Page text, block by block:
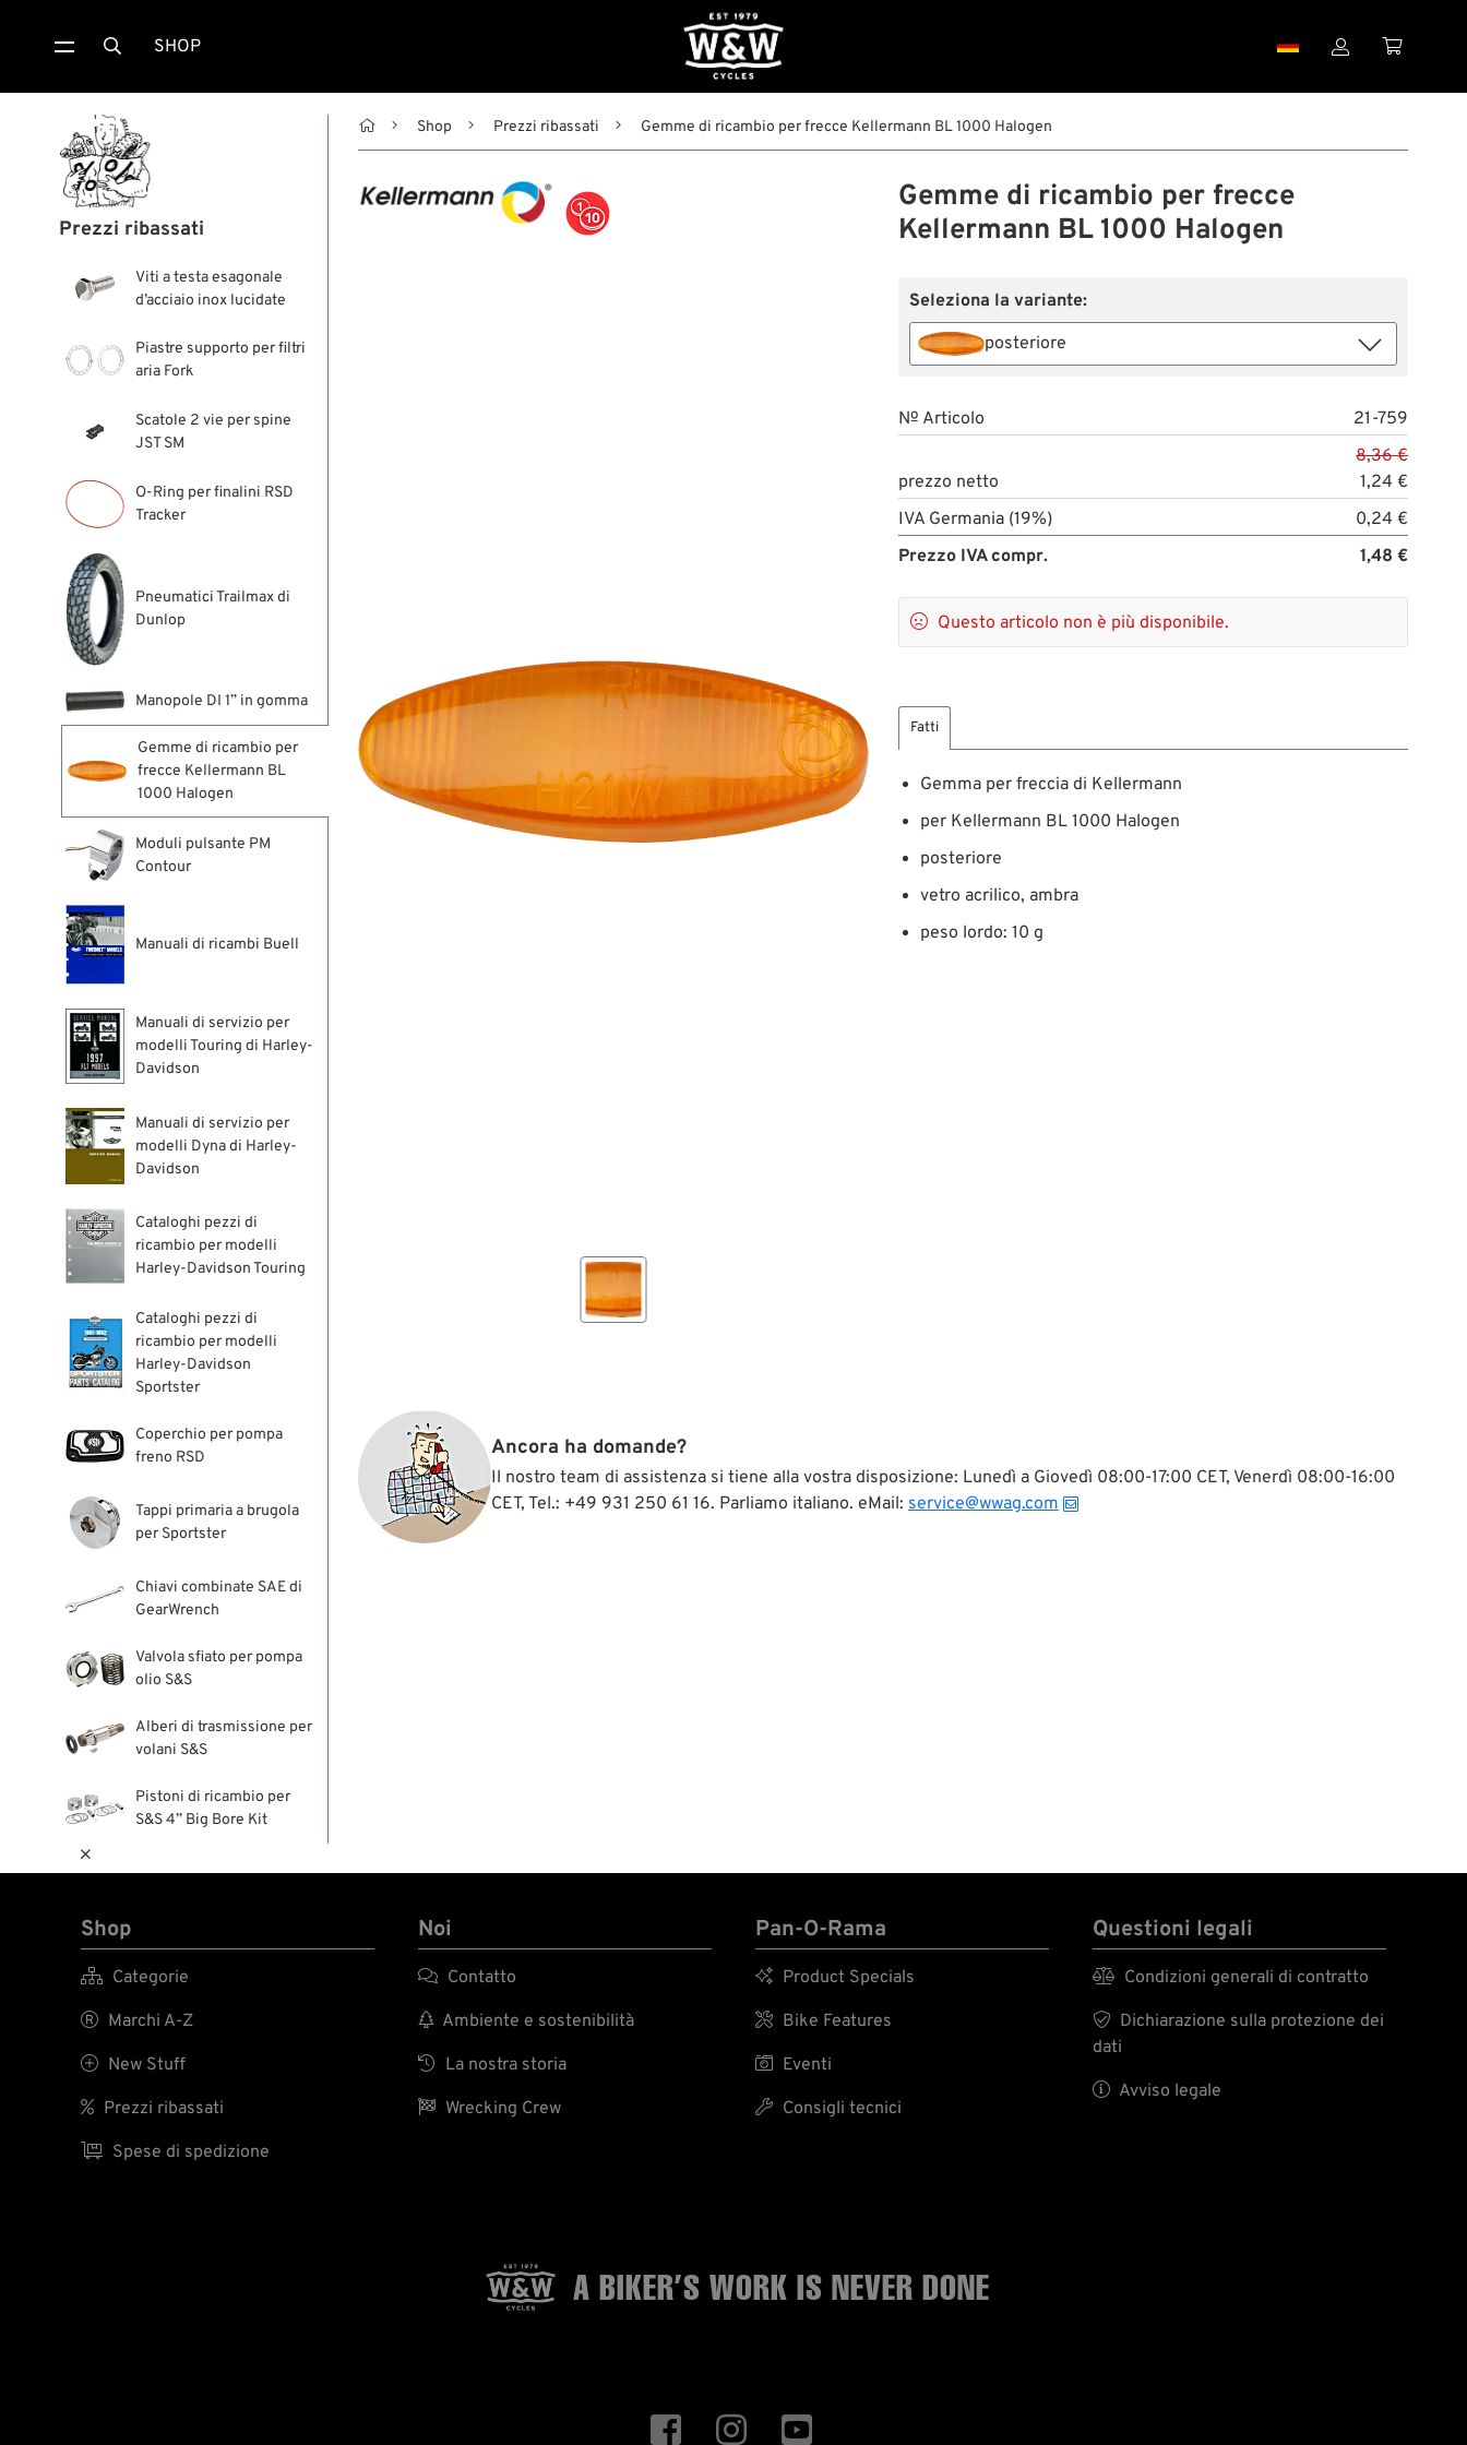
 SHOP  
Prezzi ribassati
Viti a testa esagonale
d’acciaio inox lucidate
Piastre supporto per filtri
aria Fork
Scatole 2 vie per spine
JST SM
O-Ring per finalini RSD
Tracker
Pneumatici Trailmax di
Dunlop
Manopole DI 1” in gomma
Gemme di ricambio per
frecce Kellermann BL
1000 Halogen
Moduli pulsante PM
Contour
Manuali di ricambi Buell
Manuali di servizio per
modelli Touring di Harley-
Davidson
Manuali di servizio per
modelli Dyna di Harley-
Davidson
Cataloghi pezzi di
ricambio per modelli
Harley-Davidson Touring
Cataloghi pezzi di
ricambio per modelli
Harley-Davidson
Sportster
Coperchio per pompa
freno RSD
Tappi primaria a brugola
per Sportster
Chiavi combinate SAE di
GearWrench
Valvola sfiato per pompa
olio S&S
Alberi di trasmissione per
volani S&S
Pistoni di ricambio per
S&S 4” Big Bore Kit

 Shop Prezzi ribassati Gemme di ricambio per frecce Kellermann BL 1000 Halogen
Gemme di ricambio per frecce
Kellermann BL 1000 Halogen
Seleziona la variante:
posteriore
№ Articolo 21-759
prezzo netto
8,36 €
1,24 €
IVA Germania (19%)
0,24 €
Prezzo IVA compr.
1,48 €
 Questo articolo non è più disponibile.
Fatti
Gemma per freccia di Kellermann
per Kellermann BL 1000 Halogen
posteriore
vetro acrilico, ambra
peso lordo: 10 g
Ancora ha domande?
Il nostro team di assistenza si tiene alla vostra disposizione: Lunedì a Giovedì 08:00-17:00 CET, Venerdì 08:00-16:00
CET, Tel.: +49 931 250 61 16. Parliamo italiano. eMail: service@wwag.com
Shop
 Categorie
 Marchi A-Z
 New Stuff
 Prezzi ribassati
 Spese di spedizione
Noi
 Contatto
 Ambiente e sostenibilità
 La nostra storia
 Wrecking Crew
Pan-O-Rama
 Product Specials
 Bike Features
 Eventi
 Consigli tecnici
Questioni legali
 Condizioni generali di contratto

Dichiarazione sulla protezione dei
dati
 Avviso legale
A BIKER’S WORK IS NEVER DONE
  